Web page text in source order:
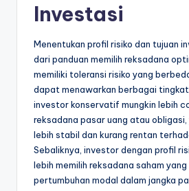
Investasi
Menentukan profil risiko dan tujuan
dari panduan memilih reksadana
memiliki toleransi risiko yang
dapat menawarkan berbagai tingkat
investor konservatif mungkin lebih
reksadana pasar uang atau
lebih stabil dan kurang rentan
Sebaliknya, investor dengan profil
lebih memilih reksadana saham
pertumbuhan modal dalam jangka